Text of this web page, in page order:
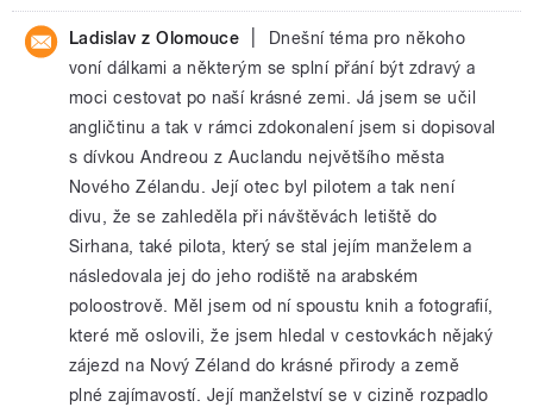
Ladislav z Olomouce
Dnešní téma pro někoho
voní dálkami a některým se splní přání být zdravý a
moci cestovat po naší krásné zemi. Já jsem se učil
angličtinu a tak v rámci zdokonalení jsem si dopisoval
s dívkou Andreou z Auclandu největšího města
Nového Zélandu. Její otec byl pilotem a tak není
divu, že se zahleděla při návštěvách letiště do
Sirhana, také pilota, který se stal jejím manželem a
následovala jej do jeho rodiště na arabském
poloostrově. Měl jsem od ní spoustu knih a fotografií,
které mě oslovili, že jsem hledal v cestovkách nějaký
zájezd na Nový Zéland do krásné přirody a země
plné zajímavostí. Její manželství se v cizině rozpadlo